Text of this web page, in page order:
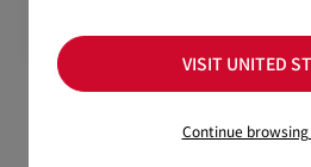
Eleonora
VISIT UNITED
Continue browsing